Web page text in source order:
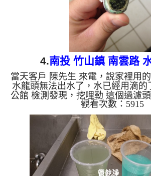
4.南投 竹山鎮 南雲路
當天客戶 陳先生 來電，說家裡用
水龍頭無法出水了，水已經用滴的
公館 檢測發現，挖哩勒 這個過濾
寶寶了，如下圖，本公司趕緊架設
始 清洗水管 ，黃水鐵鏽水從水龍
塊塊髒東西，從水龍頭不斷的冒出
片，客戶 陳先生 看到都覺得不可
幾次水管堵住，本公司改用特殊洗
清洗 約兩個小時後，沒有髒東西掉
常了，陳先生 總算能正水了。
觀看次數：5915